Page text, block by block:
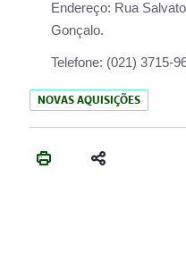
Endereço: Rua
Gonçalo.
Telefone: (021) 3715-
NOVAS AQUISIÇÕES